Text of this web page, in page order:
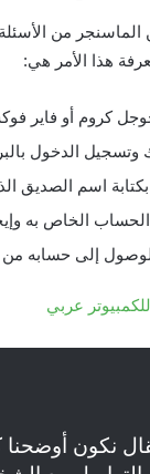
من
هذا الأمر هي:
كروم أو فاير
الدخول
اسم الصديق
الخاص به
الوصول إلى
عربي
نكون